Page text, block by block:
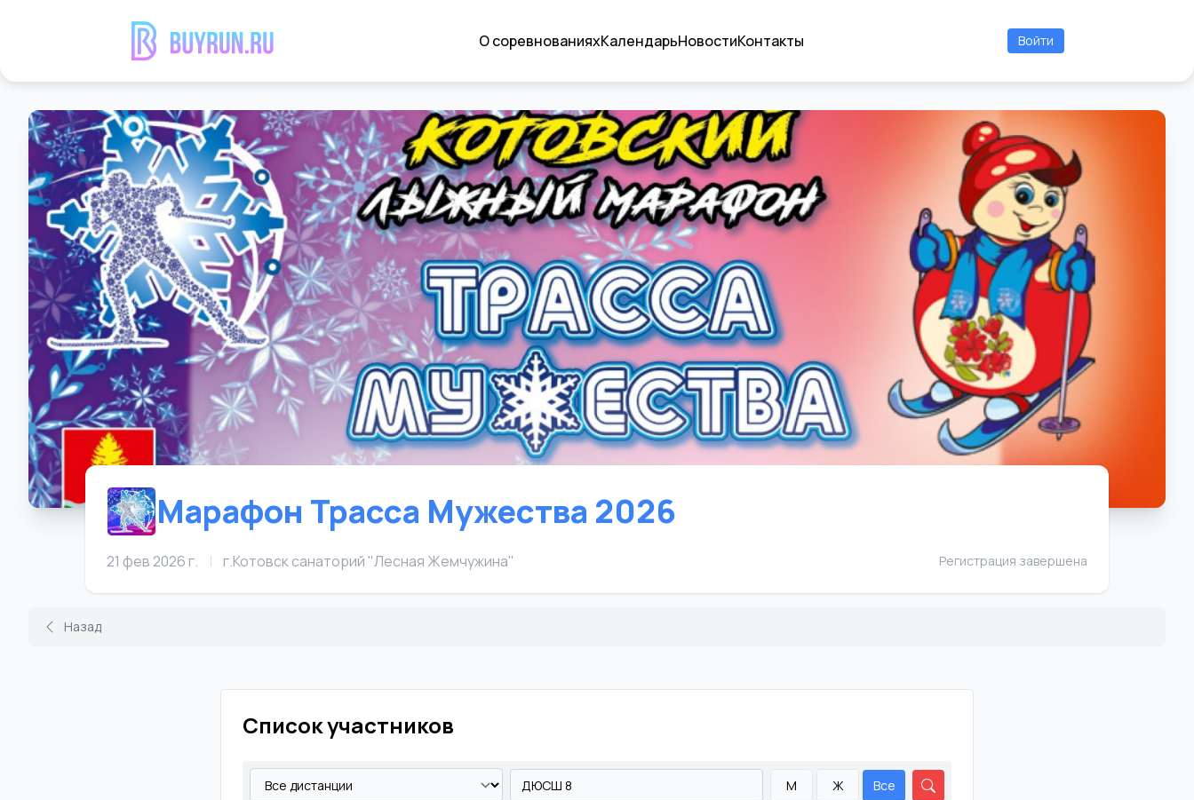
О соревнованияхКалендарьНовостиКонтакты Войти
Марафон Трасса Мужества 2026
21 фев 2026 г. | г.Котовск санаторий "Лесная Жемчужина" Регистрация завершена
Назад
Список участников
М Ж Все